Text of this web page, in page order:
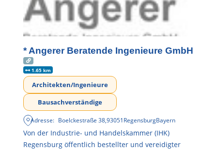
* Angerer Beratende Ingenieure GmbH
1.65 km
Architekten/Ingenieure
Bausachverständige
Adresse: Boelckestraße 38,93051RegensburgBayern
Von der Industrie- und Handelskammer (IHK)
Regensburg öffentlich bestellter und vereidigter